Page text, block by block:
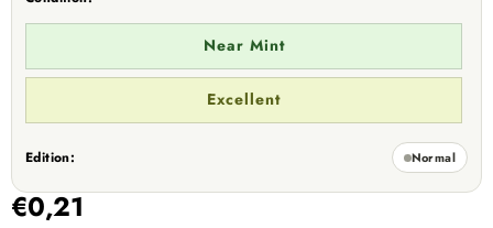
Near Mint
Excellent
Edition: Normal
€0,21